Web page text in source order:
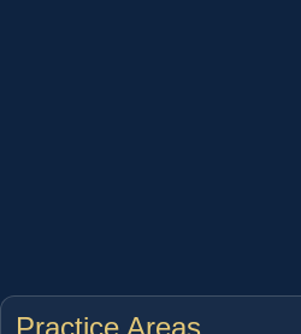
Practice Areas